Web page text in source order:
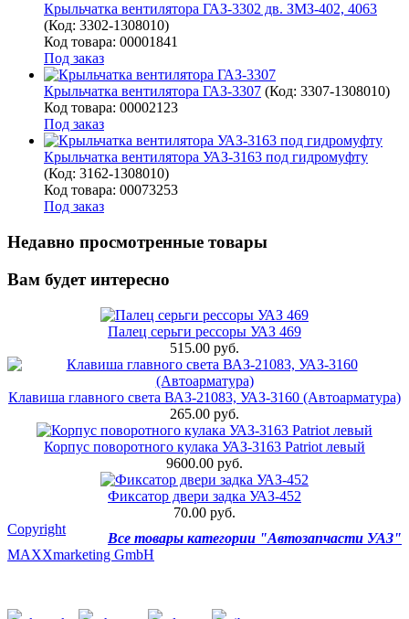
Крыльчатка вентилятора ГАЗ-3302 дв. ЗМЗ-402, 4063
(Код: 3302-1308010)
Код товара: 00001841
Под заказ
Крыльчатка вентилятора ГАЗ-3307 (Код: 3307-1308010)
Код товара: 00002123
Под заказ
Крыльчатка вентилятора УАЗ-3163 под гидромуфту
(Код: 3162-1308010)
Код товара: 00073253
Под заказ
Недавно просмотренные товары
Вам будет интересно
Палец серьги рессоры УАЗ 469
515.00 руб.
Клавиша главного света ВАЗ-21083, УАЗ-3160 (Автоарматура)
265.00 руб.
Корпус поворотного кулака УАЗ-3163 Patriot левый
9600.00 руб.
Фиксатор двери задка УАЗ-452
70.00 руб.
Все товары категории "Автозапчасти УАЗ"
Copyright
MAXXmarketing GmbH